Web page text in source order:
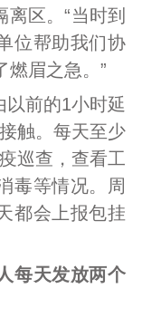
区。“当时到
位帮助我们协
燃眉之急。”
前的1小时延
触。每天至少
巡查，查看工
毒等情况。周
都会上报包挂
每天发放两个